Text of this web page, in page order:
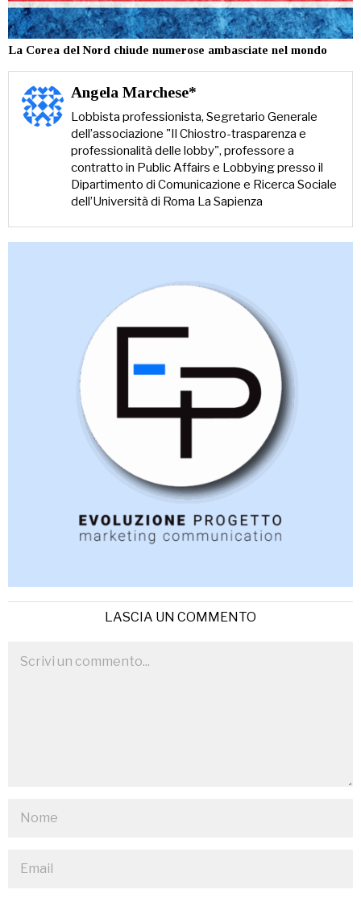
La Corea del Nord chiude numerose ambasciate nel mondo
Angela Marchese*
Lobbista professionista, Segretario Generale
dell’associazione "Il Chiostro-trasparenza e
professionalità delle lobby", professore a
contratto in Public Affairs e Lobbying presso il
Dipartimento di Comunicazione e Ricerca Sociale
dell’Università di Roma La Sapienza
LASCIA UN COMMENTO